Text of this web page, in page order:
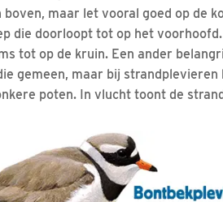
maar let vooral goed op de
die doorloopt tot op het
tot op de kruin. Een ander
gemeen, maar bij
poten. In vlucht toont de